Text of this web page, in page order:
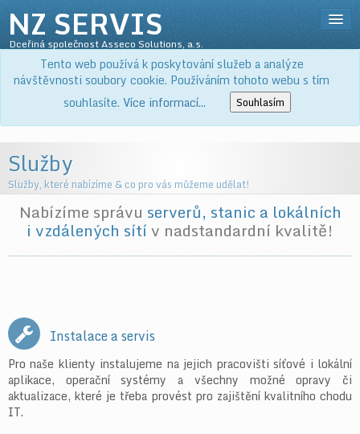
NZ SERVIS
Dceřiná společnost Asseco Solutions, a.s.
Přihlásit
SLUŽBY
KOŠÍK
Tento web používá k poskytování služeb a analýze
návštěvnosti soubory cookie. Používáním tohoto webu s tím
souhlasíte. Více informací... Souhlasím
Služby
Služby, které nabízíme & co pro vás můžeme udělat!
Nabízíme správu serverů, stanic a lokálních
i vzdálených sítív nadstandardní kvalitě!
Instalace a servis
Pro naše klienty instalujeme na jejich pracovišti síťové i lokální
aplikace, operační systémy a všechny možné opravy či
aktualizace, které je třeba provést pro zajištění kvalitního chodu
IT.